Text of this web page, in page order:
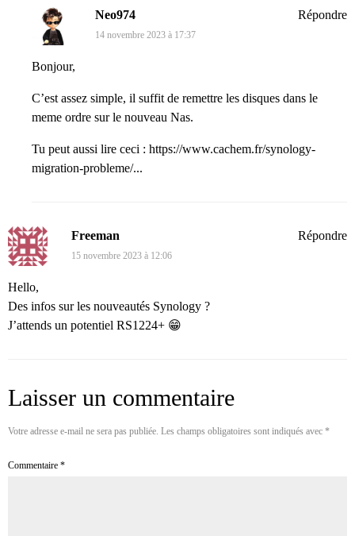
Neo974
14 novembre 2023 à 17:37
Bonjour,
C’est assez simple, il suffit de remettre les disques dans le
meme ordre sur le nouveau Nas.
Tu peut aussi lire ceci : https://www.cachem.fr/synology-
migration-probleme/...
Répondre
Freeman
15 novembre 2023 à 12:06
Hello,
Des infos sur les nouveautés Synology ?
J’attends un potentiel RS1224+ 😁
Répondre
Laisser un commentaire
Votre adresse e-mail ne sera pas publiée. Les champs obligatoires sont indiqués avec *
Commentaire *